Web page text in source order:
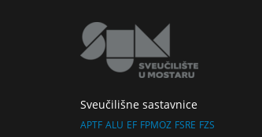
Sveučilišne sastavnice
APTF ALU EF FPMOZ FSRE FZS